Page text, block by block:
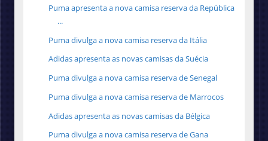
Puma apresenta a nova camisa reserva da República
...
Puma divulga a nova camisa reserva da Itália
Adidas apresenta as novas camisas da Suécia
Puma divulga a nova camisa reserva de Senegal
Puma divulga a nova camisa reserva de Marrocos
Adidas apresenta as novas camisas da Bélgica
Puma divulga a nova camisa reserva de Gana